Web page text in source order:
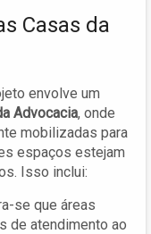
Casas da
envolve um
Advocacia, onde
mobilizadas para
espaços estejam
Isso inclui:
se que áreas
de atendimento ao